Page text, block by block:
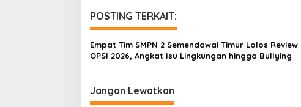
i
g
a
i
POSTING TERKAIT:
Empat Tim SMPN 2 Semendawai Timur Lolos Review
OPSI 2026, Angkat Isu Lingkungan hingga Bullying
Jangan Lewatkan